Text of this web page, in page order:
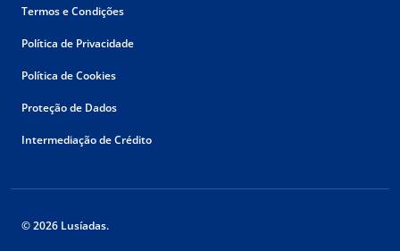
Termos e Condições
Política de Privacidade
Política de Cookies
Proteção de Dados
Intermediação de Crédito
© 2026 Lusíadas.